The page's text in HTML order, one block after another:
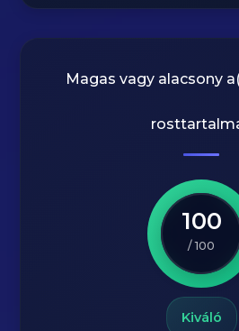
Magas vagy alacsony
100
/ 100
Kiváló